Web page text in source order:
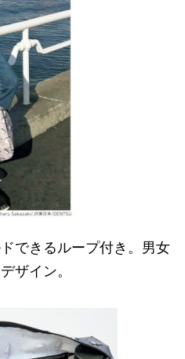
できるループ付き。男女
ザイン。